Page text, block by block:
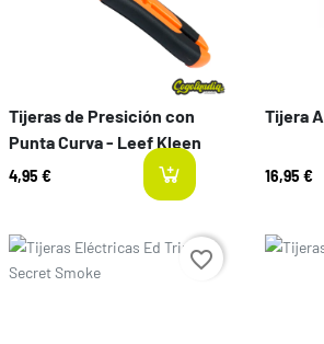
Tijeras de Presición con
Punta Curva - Leef Kleen
4,95 € last-
Tijera
16,95 €
Prix favorite_border Prix